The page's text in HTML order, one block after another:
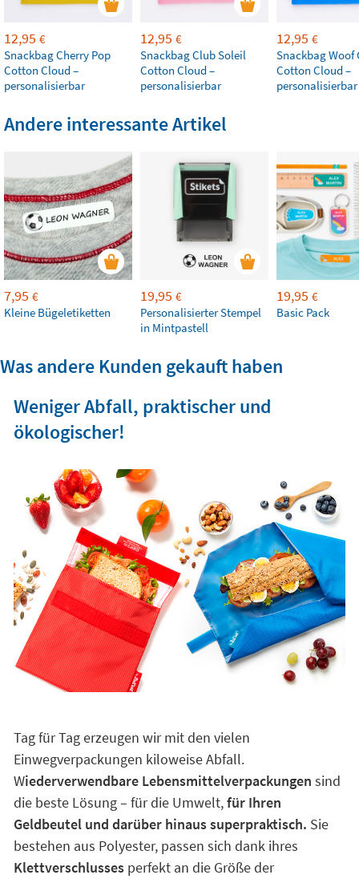
12,95 €
Snackbag Cherry Pop
Cotton Cloud –
personalisierbar
12,95 €
Snackbag Club Soleil
Cotton Cloud –
personalisierbar
12,95 €
Snackbag Woof
Cotton Cloud –
personalisierbar
Andere interessante Artikel
7,95 €
Kleine Bügeletiketten
19,95 €
Personalisierter Stempel
in Mintpastell
19,95 €
Basic Pack
Was andere Kunden gekauft haben
Weniger Abfall, praktischer und
ökologischer!
Tag für Tag erzeugen wir mit den vielen
Einwegverpackungen kiloweise Abfall.
Wiederverwendbare Lebensmittelverpackungen sind
die beste Lösung – für die Umwelt,für Ihren
Geldbeutel und darüber hinaus superpraktisch. Sie
bestehen aus Polyester, passen sich dank ihres
Klettverschlusses perfekt an die Größe der